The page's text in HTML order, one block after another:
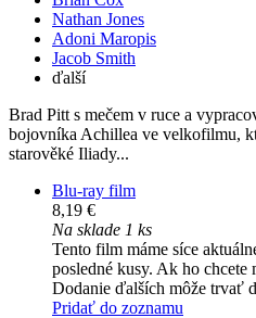
Nathan Jones
Adoni Maropis
Jacob Smith
ďalší
Brad Pitt s mečem v ruce a
bojovníka Achillea ve velkofilmu,
starověké Iliady...
Blu-ray film
8,19 €
Na sklade 1 ks
Tento film máme síce
posledné kusy. Ak ho
Dodanie ďalších môže trvať
Pridať do zoznamu